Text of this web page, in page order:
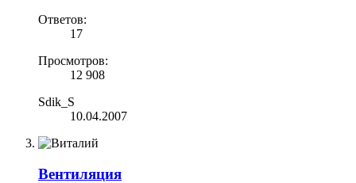
Ответов:
17
Просмотров:
12 908
Sdik_S
10.04.2007
Вентиляция